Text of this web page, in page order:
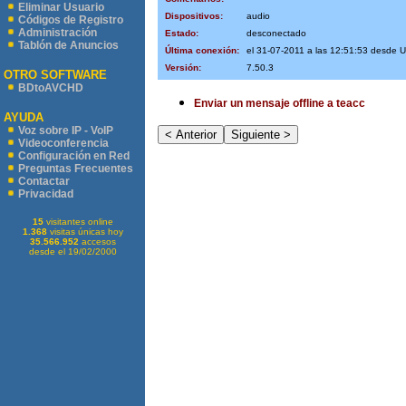
Eliminar Usuario
Códigos de Registro
Administración
Tablón de Anuncios
OTRO SOFTWARE
BDtoAVCHD
AYUDA
Voz sobre IP - VoIP
Videoconferencia
Configuración en Red
Preguntas Frecuentes
Contactar
Privacidad
15visitantes online
1.368visitas únicas hoy
35.566.952 accesos
desde el 19/02/2000
Dispositivos:
audio
Estado:
desconectado
Última conexión:
el 31-07-2011 a las 12:51:53 desde
Versión:
7.50.3
Enviar un mensaje offline a teacc